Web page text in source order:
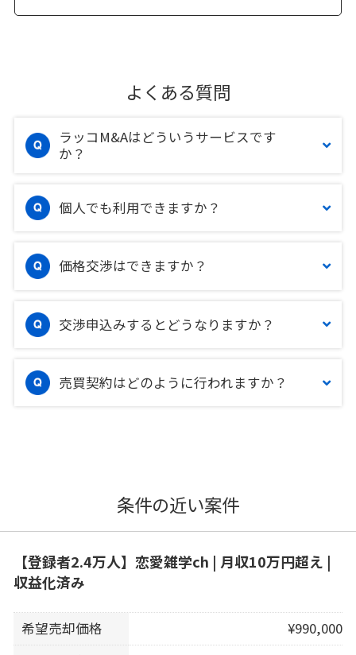
よくある質問
ラッコM&Aはどういうサービスです
か？
個人でも利用できますか？
価格交渉はできますか？
交渉申込みするとどうなりますか？
売買契約はどのように行われますか？
条件の近い案件
【登録者2.4万人】恋愛雑学ch | 月収10万円超え |
収益化済み
希望売却価格
¥990,000